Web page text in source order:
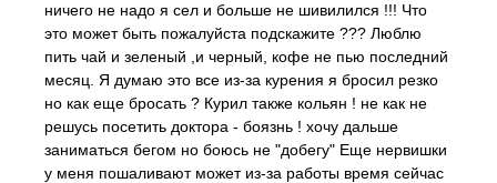
ничего не надо я сел и больше не шивилился !!! Что
это может быть пожалуйста подскажите ??? Люблю
пить чай и зеленый ,и черный, кофе не пью последний
месяц. Я думаю это все из-за курения я бросил резко
но как еще бросать ? Курил также кольян ! не как не
решусь посетить доктора - боязнь ! хочу дальше
заниматься бегом но боюсь не "добегу" Еще нервишки
у меня пошаливают может из-за работы время сейчас